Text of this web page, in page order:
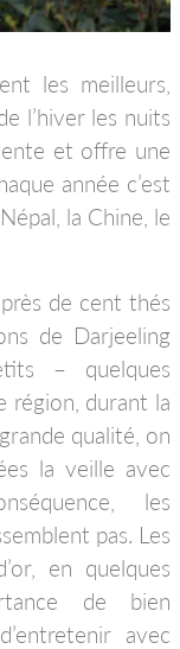
les meilleurs,
l’hiver les nuits
et offre une
année c’est
la Chine, le
de cent thés
de Darjeeling
– quelques
région, durant la
qualité, on
la veille avec
les
pas. Les
en quelques
de bien
avec